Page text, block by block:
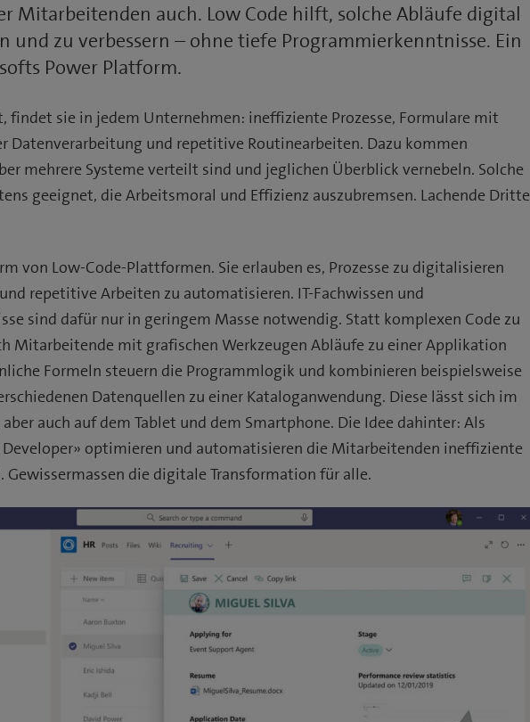
Mitarbeitenden auch. Low Code hilft, solche Abläufe digital
und zu verbessern – ohne tiefe Programmierkenntnisse. Ein
Power Platform.
findet sie in jedem Unternehmen: ineffiziente Prozesse, Formulare mit
Datenverarbeitung und repetitive Routinearbeiten. Dazu kommen
mehrere Systeme verteilt sind und jeglichen Überblick vernebeln. Solche
geeignet, die Arbeitsmoral und Effizienz auszubremsen. Lachende Dritte
von Low-Code-Plattformen. Sie erlauben es, Prozesse zu digitalisieren
repetitive Arbeiten zu automatisieren. IT-Fachwissen und
sind dafür nur in geringem Masse notwendig. Statt komplexen Code zu
Mitarbeitende mit grafischen Werkzeugen Abläufe zu einer Applikation
Formeln steuern die Programmlogik und kombinieren beispielsweise
Datenquellen zu einer Kataloganwendung. Diese lässt sich im
auch auf dem Tablet und dem Smartphone. Die Idee dahinter: Als
optimieren und automatisieren die Mitarbeitenden ineffiziente
Gewissermassen die digitale Transformation für alle.